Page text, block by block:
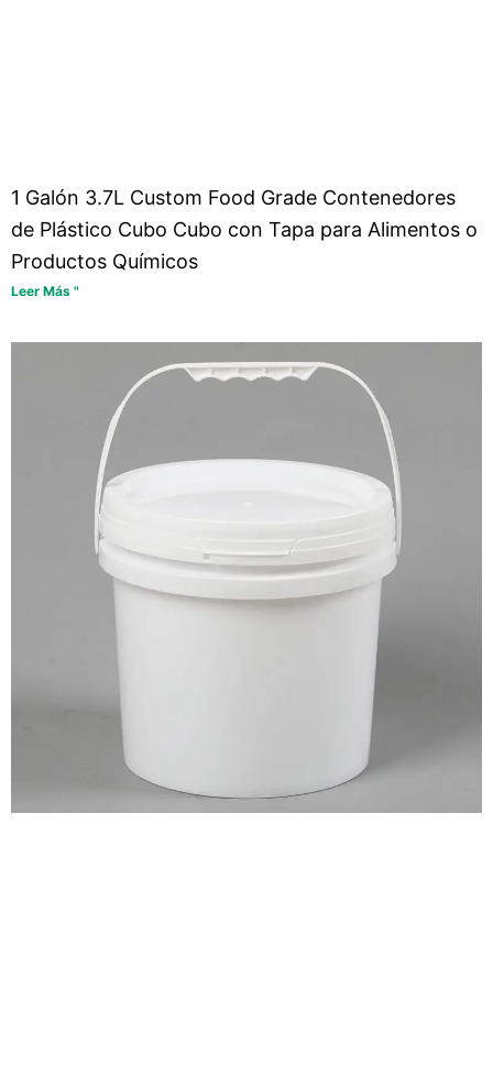
1 Galón 3.7L Custom Food Grade Contenedores
de Plástico Cubo Cubo con Tapa para Alimentos o
Productos Químicos
Leer Más "